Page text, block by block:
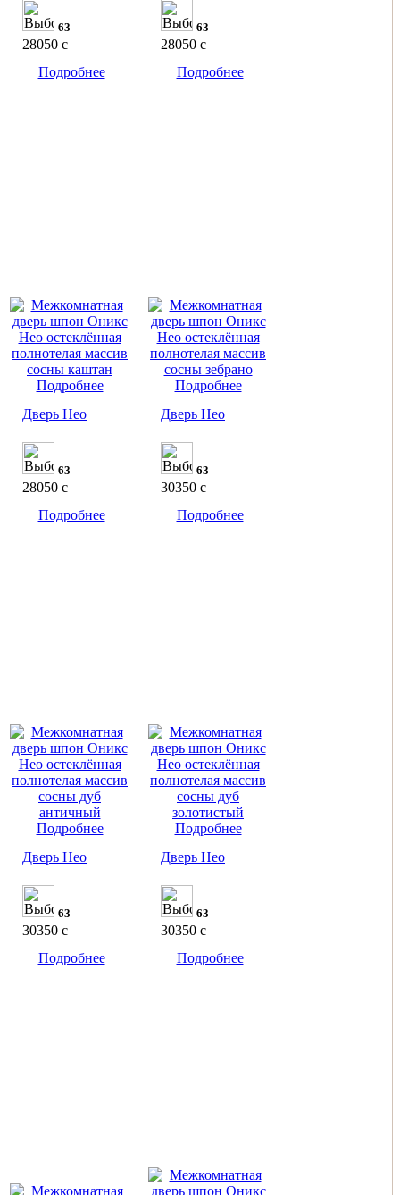
63
28050 c
Подробнее
63
28050 c
Подробнее
Подробнее
Дверь Нео
63
28050 c
Подробнее
Подробнее
Дверь Нео
63
30350 c
Подробнее
Подробнее
Дверь Нео
63
30350 c
Подробнее
Подробнее
Дверь Нео
63
30350 c
Подробнее